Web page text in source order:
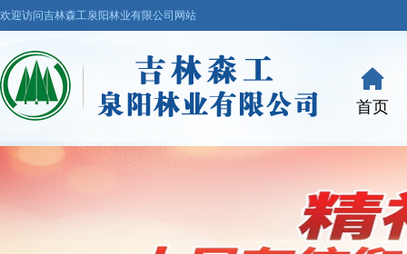
欢迎访问吉林森工泉阳林业有限公司网站
首页